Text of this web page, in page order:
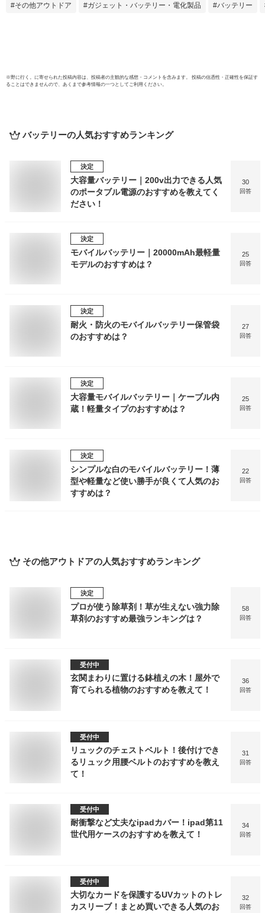
マホ充電器 携帯充
能
その他アウトドア ガジェット・バッテリー・電化製品 バッテリー
※野に行く。 に寄せられた投稿内容は、投稿者の主観的な感想・コメントを含みます。 投稿の信憑性・正確性を保証す
ることはできませんので、あくまで参考情報の一つとしてご利用ください。
バッテリーの人気おすすめランキング
決定
大容量バッテリー｜200v出力できる人気
のポータブル電源のおすすめを教えてく
ださい！
30
回答
決定
モバイルバッテリー｜20000mAh最軽量
モデルのおすすめは？
25
回答
決定
耐火・防火のモバイルバッテリー保管袋
のおすすめは？
27
回答
決定
大容量モバイルバッテリー｜ケーブル内
蔵！軽量タイプのおすすめは？
25
回答
決定
シンプルな白のモバイルバッテリー！薄
型や軽量など使い勝手が良くて人気のお
すすめは？
22
回答
その他アウトドアの人気おすすめランキング
決定
プロが使う除草剤！草が生えない強力除
草剤のおすすめ最強ランキングは？
58
回答
受付中
玄関まわりに置ける鉢植えの木！屋外で
育てられる植物のおすすめを教えて！
36
回答
受付中
リュックのチェストベルト！後付けでき
るリュック用腰ベルトのおすすめを教え
て！
31
回答
受付中
耐衝撃など丈夫なipadカバー！ipad第11
世代用ケースのおすすめを教えて！
34
回答
受付中
大切なカードを保護するUVカットのトレ
カスリーブ！まとめ買いできる人気のお
32
回答